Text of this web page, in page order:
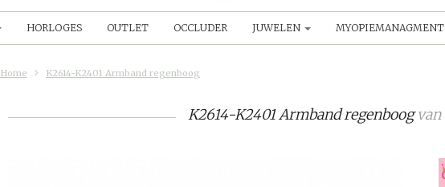
HORLOGES OUTLET OCCLUDER JUWELEN MYOPIEMANAGMENT
Home K2614-K2401 Armband regenboog
K2614-K2401 Armband regenboogvan